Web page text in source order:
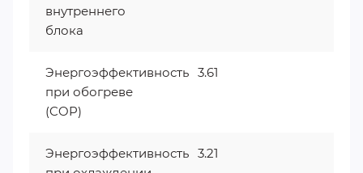
внутреннего
блока
Энергоэффективность
при обогреве
(COP)
3.61
Энергоэффективность 3.21